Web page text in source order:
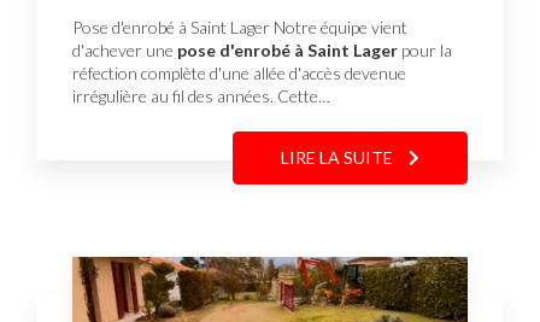
Pose d'enrobé à Saint Lager Notre équipe vient
d'achever une pose d'enrobé à Saint Lager pour la
réfection complète d'une allée d'accès devenue
irrégulière au fil des années. Cette…
LIRE LA SUITE